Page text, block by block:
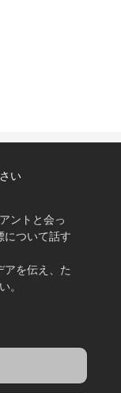
い
ントと会っ
について話す
アを伝え、た
。